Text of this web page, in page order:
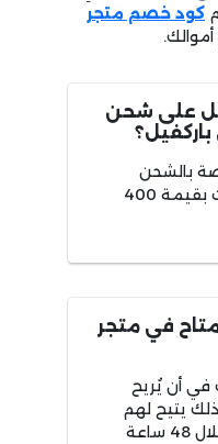
كود خصم متجر
أموالك.
على شحن
بالشحن
المجاني، أو اشترِ منتجات بقيمة 400
في متجر
في أن يُريح
يتيح لهم
خدمة إلغاء الطلبيات خلال 48 ساعة